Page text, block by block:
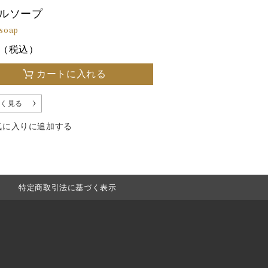
ソープ
税込）
カートに入れる
見る
に入りに追加する
特定商取引法に基づく表示